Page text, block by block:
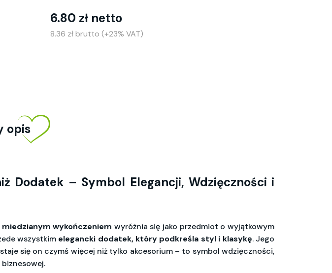
6.80 zł netto
8.36 zł brutto (+23% VAT)
opis
Dodatek – Symbol Elegancji, Wdzięczności i
wykończeniem wyróżnia się jako przedmiot o wyjątkowym
wszystkim elegancki dodatek, który podkreśla styl i klasykę. Jego
się on czymś więcej niż tylko akcesorium – to symbol wdzięczności,